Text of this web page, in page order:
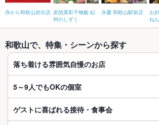
赤から和歌山岩出店 炭焼菜彩干物飯 紀
州のしずく
弁慶 和歌山駅前店
お
ね
和歌山で、特集・シーンから探す
落ち着ける雰囲気自慢のお店
5～9人でもOKの個室
ゲストに喜ばれる接待・食事会